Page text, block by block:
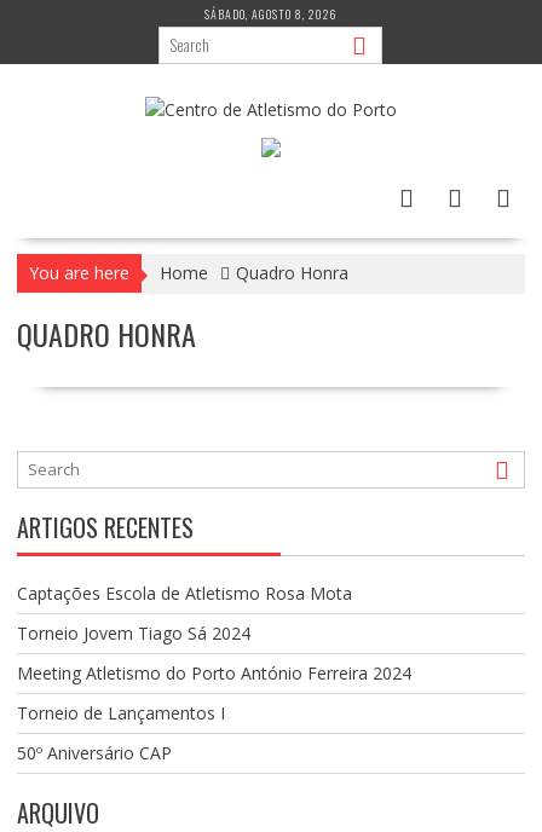
content
SÁBADO, AGOSTO 8, 2026
You are here Home Quadro Honra
QUADRO HONRA
ARTIGOS RECENTES
Captações Escola de Atletismo Rosa Mota
Torneio Jovem Tiago Sá 2024
Meeting Atletismo do Porto António Ferreira 2024
Torneio de Lançamentos I
50º Aniversário CAP
ARQUIVO